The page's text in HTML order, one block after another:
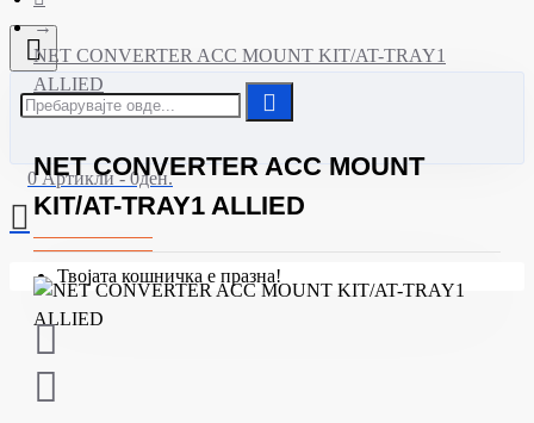
0 Артикли - 0ден.
Твојата кошничка е празна!
NET CONVERTER ACC MOUNT KIT/AT-TRAY1
ALLIED
NET CONVERTER ACC MOUNT
KIT/AT-TRAY1 ALLIED